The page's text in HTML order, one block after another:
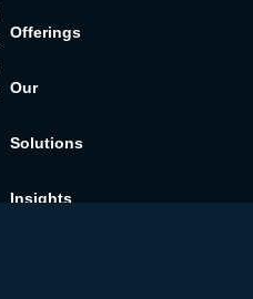
Offerings
Our
Solutions
Insights